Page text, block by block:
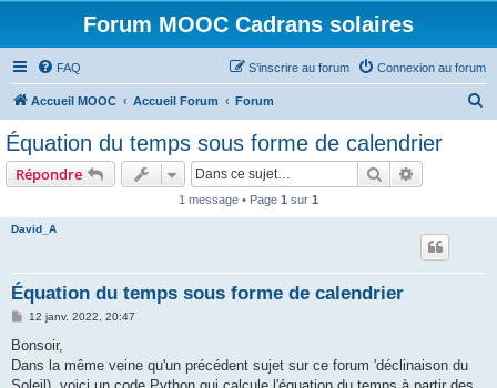
Forum MOOC Cadrans solaires
FAQ Connexion au forum
S’inscrire au forum
Accueil MOOC Accueil Forum Forum
Équation du temps sous forme de calendrier
Répondre Rechercher
1 message • Page 1 sur 1
David_A
Équation du temps sous forme de calendrier
M
s
a
g
12 janv. 2022, 20:47
Bonsoir,
Dans la même veine qu'un précédent sujet sur ce forum 'déclinaison du